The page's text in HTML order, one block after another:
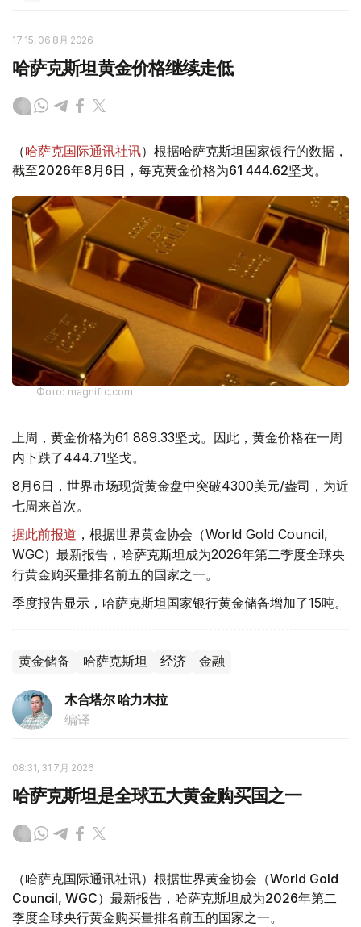
17:15, 06 8月 2026
哈萨克斯坦黄金价格继续走低
（哈萨克国际通讯社讯）根据哈萨克斯坦国家银行的数据，
截至2026年8月6日，每克黄金价格为61 444.62坚戈。
Фото: magnific.com
上周，黄金价格为61 889.33坚戈。因此，黄金价格在一周
内下跌了444.71坚戈。
8月6日，世界市场现货黄金盘中突破4300美元/盎司，为近
七周来首次。
据此前报道 ，根据世界黄金协会（World Gold Council,
WGC）最新报告，哈萨克斯坦成为2026年第二季度全球央
行黄金购买量排名前五的国家之一。
季度报告显示，哈萨克斯坦国家银行黄金储备增加了15吨。
黄金储备 哈萨克斯坦 经济 金融
木合塔尔 哈力木拉
编译
08:31, 31 7月 2026
哈萨克斯坦是全球五大黄金购买国之一
（哈萨克国际通讯社讯）根据世界黄金协会（World Gold
Council, WGC）最新报告，哈萨克斯坦成为2026年第二
季度全球央行黄金购买量排名前五的国家之一。